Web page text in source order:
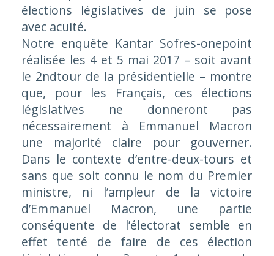
élections législatives de juin se pose
avec acuité.
Notre enquête Kantar Sofres-onepoint
réalisée les 4 et 5 mai 2017 – soit avant
le 2ndtour de la présidentielle – montre
que, pour les Français, ces élections
législatives ne donneront pas
nécessairement à Emmanuel Macron
une majorité claire pour gouverner.
Dans le contexte d’entre-deux-tours et
sans que soit connu le nom du Premier
ministre, ni l’ampleur de la victoire
d’Emmanuel Macron, une partie
conséquente de l’électorat semble en
effet tenté de faire de ces élection